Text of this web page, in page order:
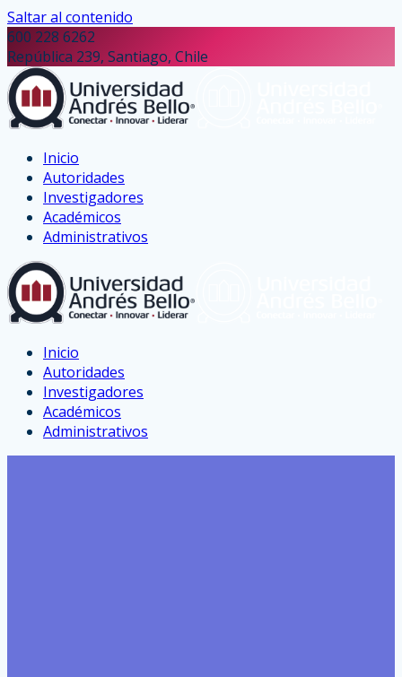
Saltar al contenido
600 228 6262
República 239, Santiago, Chile
Inicio
Autoridades
Investigadores
Académicos
Administrativos
Inicio
Autoridades
Investigadores
Académicos
Administrativos